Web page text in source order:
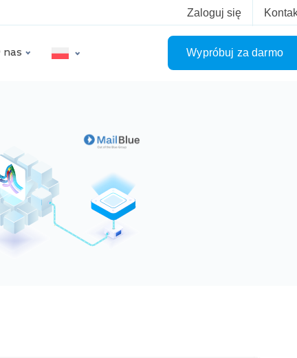
Zaloguj się
nas Wypróbuj za darmo